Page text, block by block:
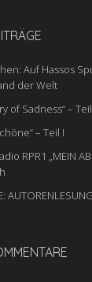
Auf Hassos
der Welt
of Sadness“ –
– Teil I
RPR1 „MEIN